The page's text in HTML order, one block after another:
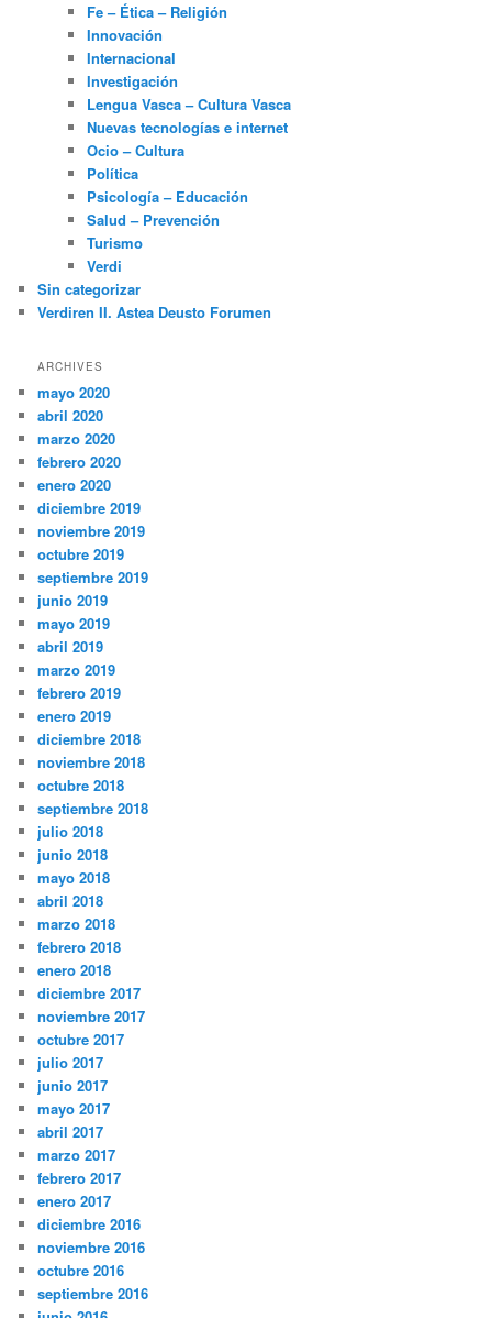
Fe – Ética – Religión
Innovación
Internacional
Investigación
Lengua Vasca – Cultura Vasca
Nuevas tecnologías e internet
Ocio – Cultura
Política
Psicología – Educación
Salud – Prevención
Turismo
Verdi
Sin categorizar
Verdiren II. Astea Deusto Forumen
ARCHIVES
mayo 2020
abril 2020
marzo 2020
febrero 2020
enero 2020
diciembre 2019
noviembre 2019
octubre 2019
septiembre 2019
junio 2019
mayo 2019
abril 2019
marzo 2019
febrero 2019
enero 2019
diciembre 2018
noviembre 2018
octubre 2018
septiembre 2018
julio 2018
junio 2018
mayo 2018
abril 2018
marzo 2018
febrero 2018
enero 2018
diciembre 2017
noviembre 2017
octubre 2017
julio 2017
junio 2017
mayo 2017
abril 2017
marzo 2017
febrero 2017
enero 2017
diciembre 2016
noviembre 2016
octubre 2016
septiembre 2016